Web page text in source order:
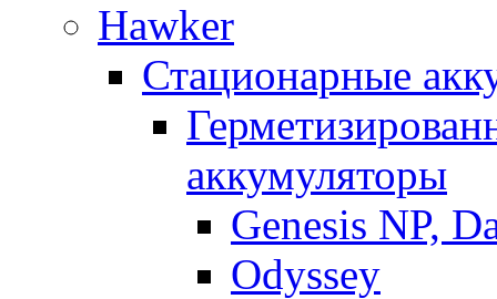
Hawker
Стационарные
аккумуляторы
Genesis NP,
Odyssey